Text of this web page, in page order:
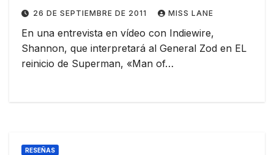
26 DE SEPTIEMBRE DE 2011 MISS LANE
En una entrevista en vídeo con Indiewire,
Shannon, que interpretará al General Zod en EL
reinicio de Superman, «Man of…
RESEÑAS